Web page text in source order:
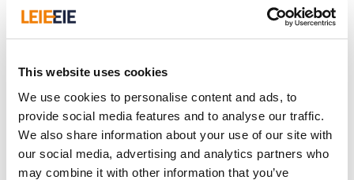
This website uses cookies
We use cookies to personalise content and ads, to
provide social media features and to analyse our traffic.
We also share information about your use of our site with
our social media, advertising and analytics partners who
may combine it with other information that you’ve
spesielle fradrag som gaver til veldedige formål.
Hvordan fungerer
skattefradrag?
Fradrag fungerer slik at de reduserer den skattepliktige
inntekten din, og dermed også den totale skatten du er
skyldig. For eksempel, hvis du har en skattepliktig inntekt